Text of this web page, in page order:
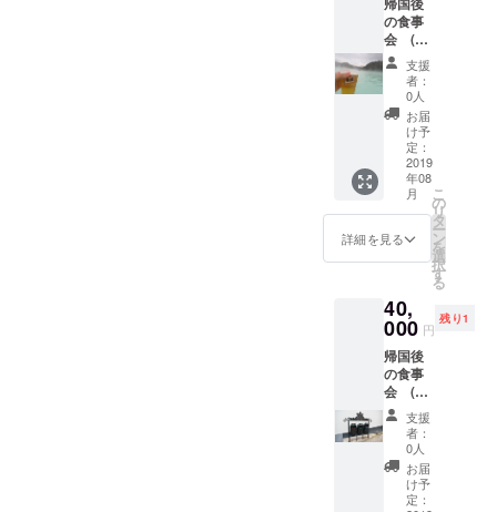
名古屋
市、岐
阜市、
四日市
※各場所
への交
通費は
自己負
担でお
願いし
ます。
※名古屋
駅、
栄、金
駅付近
で考え
ていま
す。 店
は私が
選びま
すが居
酒屋に
なりま
す。 居
酒屋で
はコー
の食事
会 (京
都、大
阪) プロ
ジェク
ト終了
後、日
本に帰
国して
からご
飯をし
ながら
活動報
告をさ
せても
す。 日
程 7-
8-9月頃
場所
大阪
市、京
都市 ※
各場所
への交
通費は
自己負
担でお
支援
者：
0人
お届
け予
定：
2019
年08
月
詳細を見る
こ
の
リ
タ
ー
ン
を
選
択
す
る
40,
000 円
残り1
帰国後
の食事
会 (北
海道) プ
ロジェ
クト終
了後、
日本に
帰国し
支援
者：
0人
お届
け予
定：